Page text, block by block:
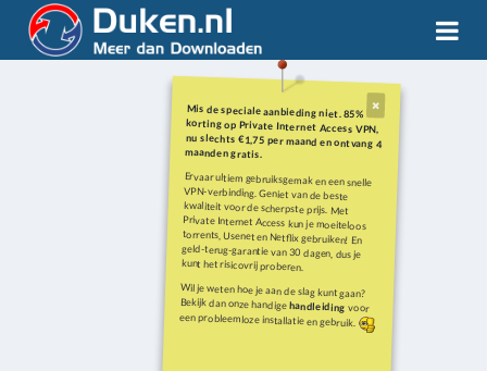
Mis de speciale aanbieding niet. 85%
korting op Private Internet Access VPN,
nu slechts €1,75 per maand en ontvang 4
maanden gratis.
Ervaar ultiem gebruiksgemak en een snelle
VPN-verbinding. Geniet van de beste
kwaliteit voor de scherpste prijs. Met
Private Internet Access kun je moeiteloos
torrents, Usenet en Netflix gebruiken! En
geld-terug-garantie van 30 dagen, dus je
kunt het risicovrij proberen.
Wil je weten hoe je aan de slag kunt gaan?
Bekijk dan onze handigehandleiding voor
een probleemloze installatie en gebruik.